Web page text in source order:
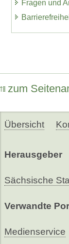
Fragen und
zum
Übersicht
Herausgeber
Sächsische
Verwandte
Medienservice